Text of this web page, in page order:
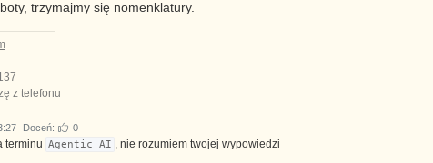
trzymajmy się nomenklatury.
z telefonu
Doceń: 0
terminu Agentic AI , nie rozumiem twojej wypowiedzi